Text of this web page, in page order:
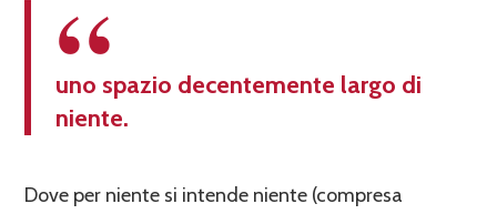
uno spazio decentemente largo di
niente.
Dove per niente si intende niente (compresa